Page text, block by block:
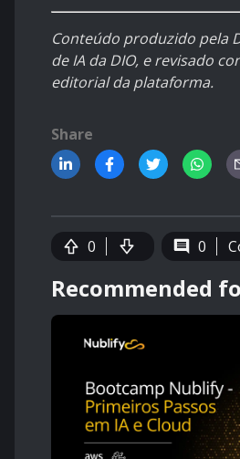
Conteúdo produzido pela
de IA da DIO, e revisado
editorial da plataforma.
Share
0 0
Recommended